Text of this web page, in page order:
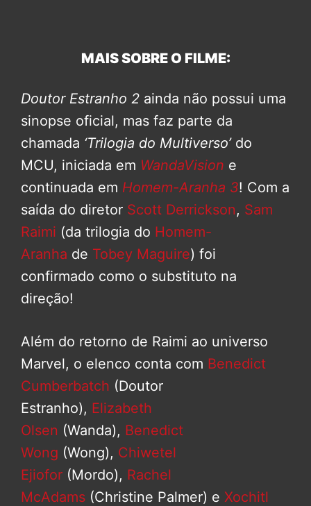
MAIS SOBRE O FILME:
Doutor Estranho 2 ainda não possui uma
sinopse oficial, mas faz parte da
chamada ‘Trilogia do Multiverso’do
MCU, iniciada em WandaVision e
continuada em Homem-Aranha 3! Com a
saída do diretor Scott Derrickson, Sam
Raimi (da trilogia do Homem-
Aranha de Tobey Maguire) foi
confirmado como o substituto na
direção!
Além do retorno de Raimi ao universo
Marvel, o elenco conta com Benedict
Cumberbatch (Doutor
Estranho), Elizabeth
Olsen (Wanda), Benedict
Wong (Wong), Chiwetel
Ejiofor (Mordo), Rachel
McAdams (Christine Palmer) e Xochitl